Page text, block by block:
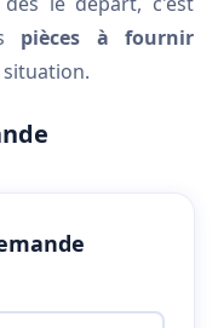
pièces à fournir